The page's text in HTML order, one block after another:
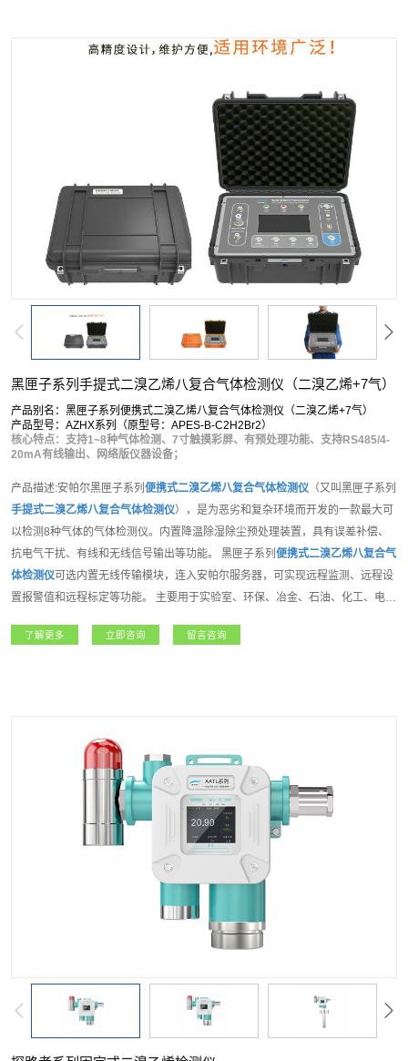
黑匣子系列手提式二溴乙烯八复合气体检测仪（二溴乙烯+7气）
产品别名：黑匣子系列便携式二溴乙烯八复合气体检测仪（二溴乙烯+7气）
产品型号：AZHX系列（原型号：APES-B-C2H2Br2）
核心特点：支持1~8种气体检测、7寸触摸彩屏、有预处理功能、支持RS485/4-
20mA有线输出、网络版仪器设备；
产品描述:安帕尔黑匣子系列 便携式二溴乙烯八复合气体检测仪 （又叫黑匣子系列
手提式二溴乙烯八复合气体检测仪），是为恶劣和复杂环境而开发的一款最大可
以检测8种气体的气体检测仪。内置降温除湿除尘预处理装置，具有误差补偿、
抗电气干扰、有线和无线信号输出等功能。 黑匣子系列 便携式二溴乙烯八复合气
体检测仪可选内置无线传输模块，连入安帕尔服务器，可实现远程监测、远程设
置报警值和远程标定等功能。 主要用于实验室、环保、冶金、石油、化工、电
气体等各种气体的检测。产品功能强大，支持客户各种需求。
了解更多 立即咨询 留言咨询